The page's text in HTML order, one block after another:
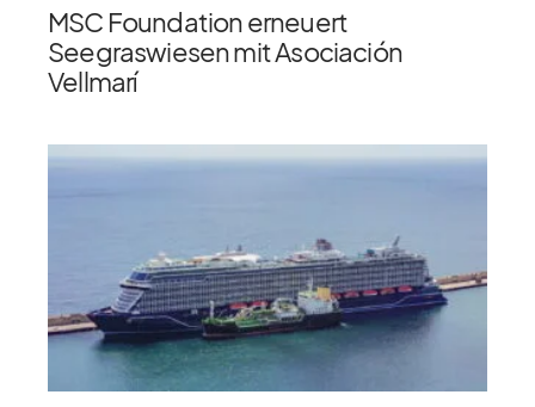
MSC Foundation erneuert
Seegraswiesen mit Asociación
Vellmarí